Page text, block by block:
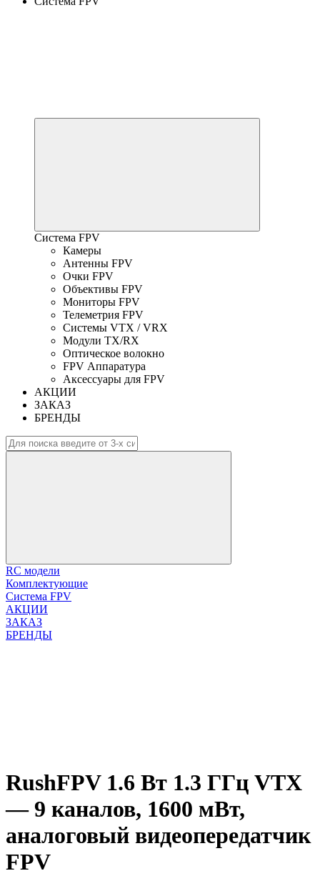
Система FPV
Камеры
Антенны FPV
Очки FPV
Объективы FPV
Мониторы FPV
Телеметрия FPV
Системы VTX / VRX
Модули TX/RX
Оптическое волокно
FPV Аппаратура
Аксессуары для FPV
АКЦИИ
ЗАКАЗ
БРЕНДЫ
RC модели
Комплектующие
Система FPV
АКЦИИ
ЗАКАЗ
БРЕНДЫ
RushFPV 1.6 Вт 1.3 ГГц VTX
— 9 каналов, 1600 мВт,
аналоговый видеопередатчик
FPV